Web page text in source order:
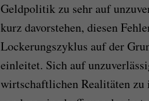
Geldpolitik zu sehr auf
kurz davorstehen, diesen
Lockerungszyklus auf der
einleitet. Sich auf
wirtschaftlichen Realitäten zu